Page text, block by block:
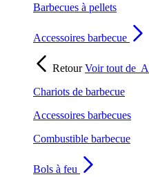
Barbecues à pellets
Accessoires barbecue
RetourVoir tout de
Chariots de barbecue
Accessoires barbecues
Combustible barbecue
Bols à feu